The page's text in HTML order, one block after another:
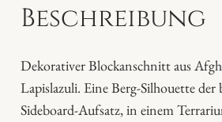
l
M
e
n
Beschreibung
Dekorativer Blockanschnitt aus
Lapislazuli. Eine Berg-Silhouette
Sideboard-Aufsatz, in einem